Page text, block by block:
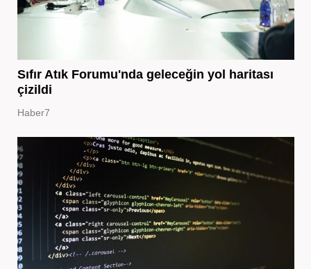
Sıfır Atık Forumu'nda geleceğin yol haritası
çizildi
Haber7